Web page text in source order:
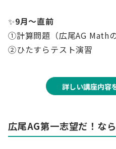
✨9月～直前
①計算問題（広尾AG Mathの
②ひたすらテスト演習
詳しい講座内容
広尾AG第一志望だ！な